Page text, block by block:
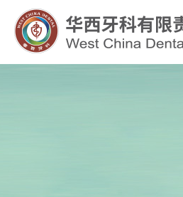
四川牙谷建设管理有限公司